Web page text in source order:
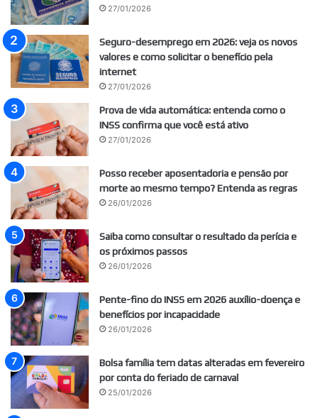
27/01/2026
Seguro-desemprego em 2026: veja os novos
valores e como solicitar o benefício pela
internet
27/01/2026
Prova de vida automática: entenda como o
INSS confirma que você está ativo
27/01/2026
Posso receber aposentadoria e pensão por
morte ao mesmo tempo? Entenda as regras
26/01/2026
Saiba como consultar o resultado da perícia e
os próximos passos
26/01/2026
Pente-fino do INSS em 2026 auxílio-doença e
benefícios por incapacidade
26/01/2026
Bolsa família tem datas alteradas em fevereiro
por conta do feriado de carnaval
25/01/2026